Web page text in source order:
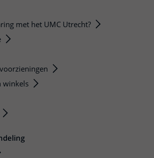
met het UMC Utrecht?
winkels